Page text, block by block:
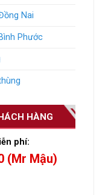
Nai
Phước
HÀNG
phí:
(Mr Mậu)